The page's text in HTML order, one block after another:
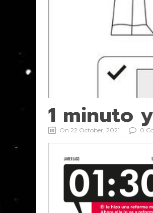
1 minuto
On 22 October, 2021 0